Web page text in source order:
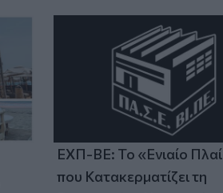
ΕΧΠ-ΒΕ: Το «Ενιαίο
που Κατακερματίζει τη